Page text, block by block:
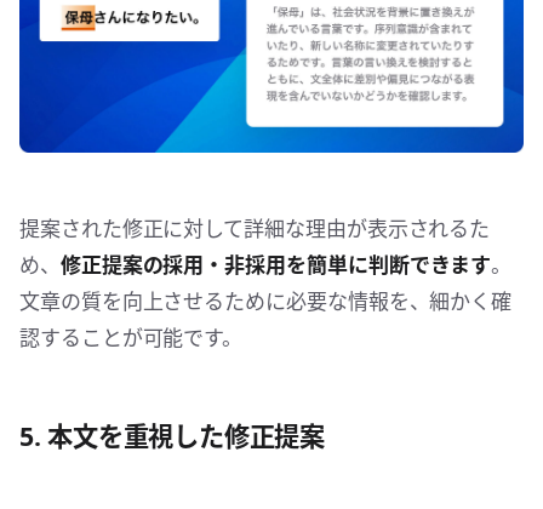
提案された修正に対して詳細な理由が表示されるた
め、 修正提案の採用・非採用を簡単に判断できます。
文章の質を向上させるために必要な情報を、細かく確
認することが可能です。
5. 本文を重視した修正提案